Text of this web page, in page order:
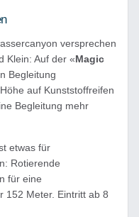
versprechen
Klein: Auf der «Magic
Begleitung
auf Kunststoffreifen
Begleitung mehr
etwas für
Rotierende
für eine
152 Meter. Eintritt ab 8